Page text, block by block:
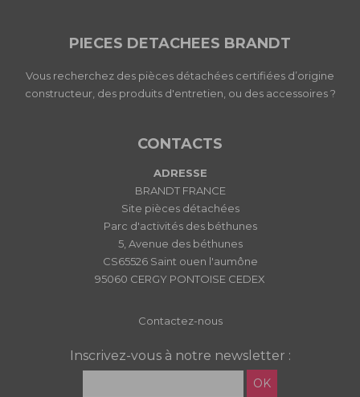
PIECES DETACHEES BRANDT
Vous recherchez des pièces détachées certifiées d’origine
constructeur, des produits d'entretien, ou des accessoires ?
CONTACTS
ADRESSE
BRANDT FRANCE
Site pièces détachées
Parc d'activités des béthunes
5, Avenue des béthunes
CS65526 Saint ouen l'aumône
95060 CERGY PONTOISE CEDEX
Contactez-nous
Inscrivez-vous à notre newsletter :
OK